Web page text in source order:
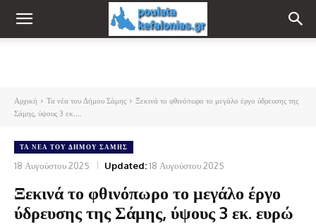
Αρχική Τα νέα του Δήμου Σάμης
Ξεκινά το φθινόπωρο το μεγάλο έργο ύδρευσης της
Σάμης, ύψους 3 εκ....
ΤΑ ΝΈΑ ΤΟΥ ΔΉΜΟΥ ΣΆΜΗΣ
18 Αυγούστου 2025 Updated:18 Αυγούστου 2025
Ξεκινά το φθινόπωρο το μεγάλο έργο
ύδρευσης της Σάμης, ύψους 3 εκ. ευρώ